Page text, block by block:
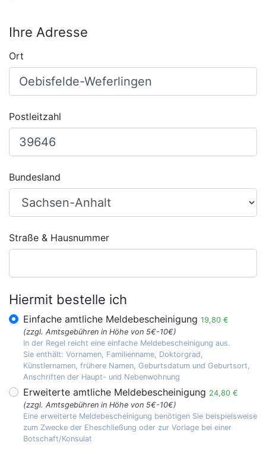
Ihre Adresse
Ort
Postleitzahl
Bundesland
Straße & Hausnummer
Hiermit bestelle ich
Einfache amtliche Meldebescheinigung 19,80 €
(zzgl. Amtsgebühren in Höhe von 5€-10€)
In der Regel reicht eine einfache Meldebescheinigung aus.
Sie enthält: Vornamen, Familienname, Doktorgrad,
Künstlernamen, frühere Namen, Geburtsdatum und Geburtsort,
Anschriften der Haupt- und Nebenwohnung
Erweiterte amtliche Meldebescheinigung 24,80 €
(zzgl. Amtsgebühren in Höhe von 5€-10€)
Eine erweiterte Meldebescheinigung benötigen Sie beispielsweise
zum Zwecke der Eheschließung oder zur Vorlage bei einer
Botschaft/Konsulat